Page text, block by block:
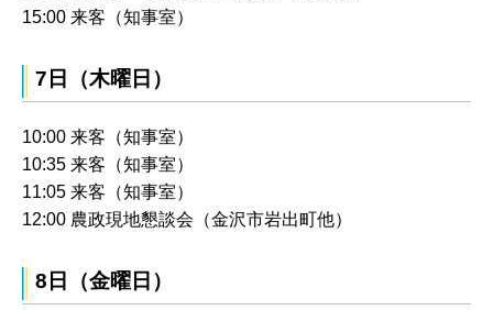
15:00 来客（知事室）
7日（木曜日）
10:00 来客（知事室）
10:35 来客（知事室）
11:05 来客（知事室）
12:00 農政現地懇談会（金沢市岩出町他）
8日（金曜日）